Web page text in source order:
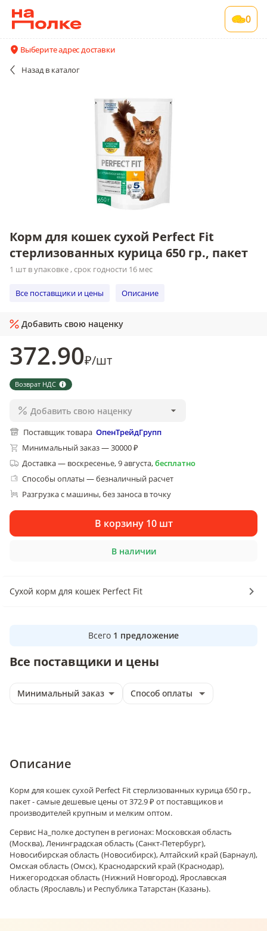
0
Выберите адрес доставки
Назад в каталог
стерлизованных курица 650 гр., пакет
Корм для кошек сухой Perfect Fit
стерлизованных курица 650 гр., пакет
1 шт в упаковке , срок годности 16 мес
Все поставщики и цены Описание
Добавить свою наценку
372.90₽/шт
Возврат НДС
Добавить свою наценку
Поставщик товара ОпенТрейдГрупп
Минимальный заказ — 30000 ₽
Доставка— воскресенье, 9 августа,бесплатно
Способы оплаты — безналичный расчет
Разгрузка с машины, без заноса в точку
В корзину 10 шт
В наличии
Сухой корм для кошек Perfect Fit
Всего 1 предложение
Все поставщики и цены
Минимальный заказ Способ оплаты
Описание
Корм для кошек сухой Perfect Fit стерлизованных курица 650 гр.,
пакет - самые дешевые цены от 372.9 ₽ от поставщиков и
производителей крупным и мелким оптом.
Сервис На_полке доступен в регионах: Московская область
(Москва), Ленинградская область (Санкт-Петербург),
Новосибирская область (Новосибирск), Алтайский край (Барнаул),
Омская область (Омск), Краснодарский край (Краснодар),
Нижегородская область (Нижний Новгород), Ярославская
область (Ярославль) и Республика Татарстан (Казань).